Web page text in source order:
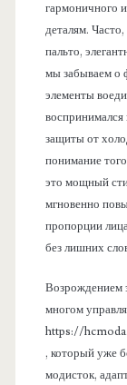
гармоничного
деталям.
пальто,
мы забываем о
элементы
защиты от
понимание
это мощный
мгновенно
пропорции
без лишних
Возрождением
многом
https://
, который уже
модисток,